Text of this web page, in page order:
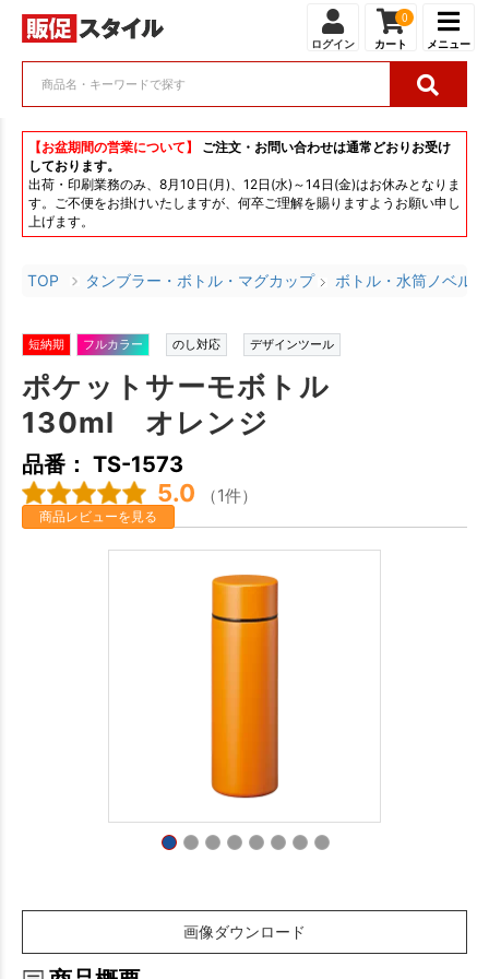
ログイン
0
カート メニュー
【お盆期間の営業について】
ご注文・お問い合わせは通常どおりお受け
しております。
出荷・印刷業務のみ、8月10日(月)、12日(水)～14日(金)はお休みとなりま
す。ご不便をお掛けいたしますが、何卒ご理解を賜りますようお願い申し
上げます。
TOP タンブラー・ボトル・マグカップ ボトル・水筒ノベル
短納期 フルカラー のし対応 デザインツール
ポケットサーモボトル
130ml オレンジ
品番： TS-1573
5.0 （1件）
商品レビューを見る
画像ダウンロード